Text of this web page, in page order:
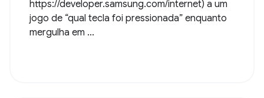
https://developer.samsung.com/internet) a um
jogo de “qual tecla foi pressionada” enquanto
mergulha em ...